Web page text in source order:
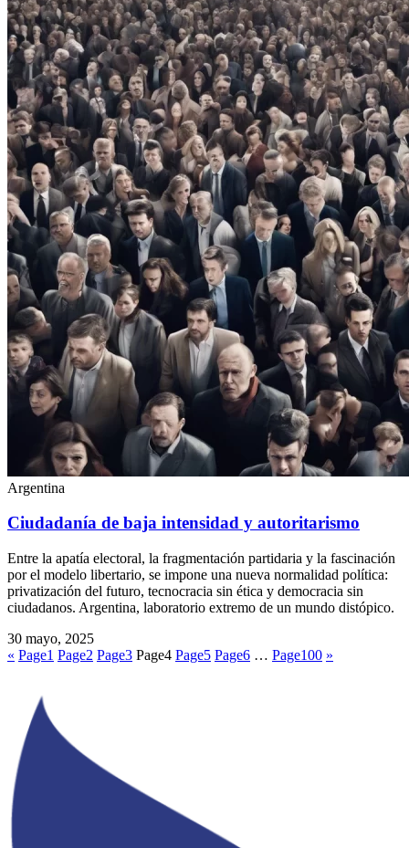
Argentina
Ciudadanía de baja intensidad y autoritarismo
Entre la apatía electoral, la fragmentación partidaria y la fascinación
por el modelo libertario, se impone una nueva normalidad política:
privatización del futuro, tecnocracia sin ética y democracia sin
ciudadanos. Argentina, laboratorio extremo de un mundo distópico.
30 mayo, 2025
« Page1 Page2 Page3 Page4 Page5 Page6 … Page100 »